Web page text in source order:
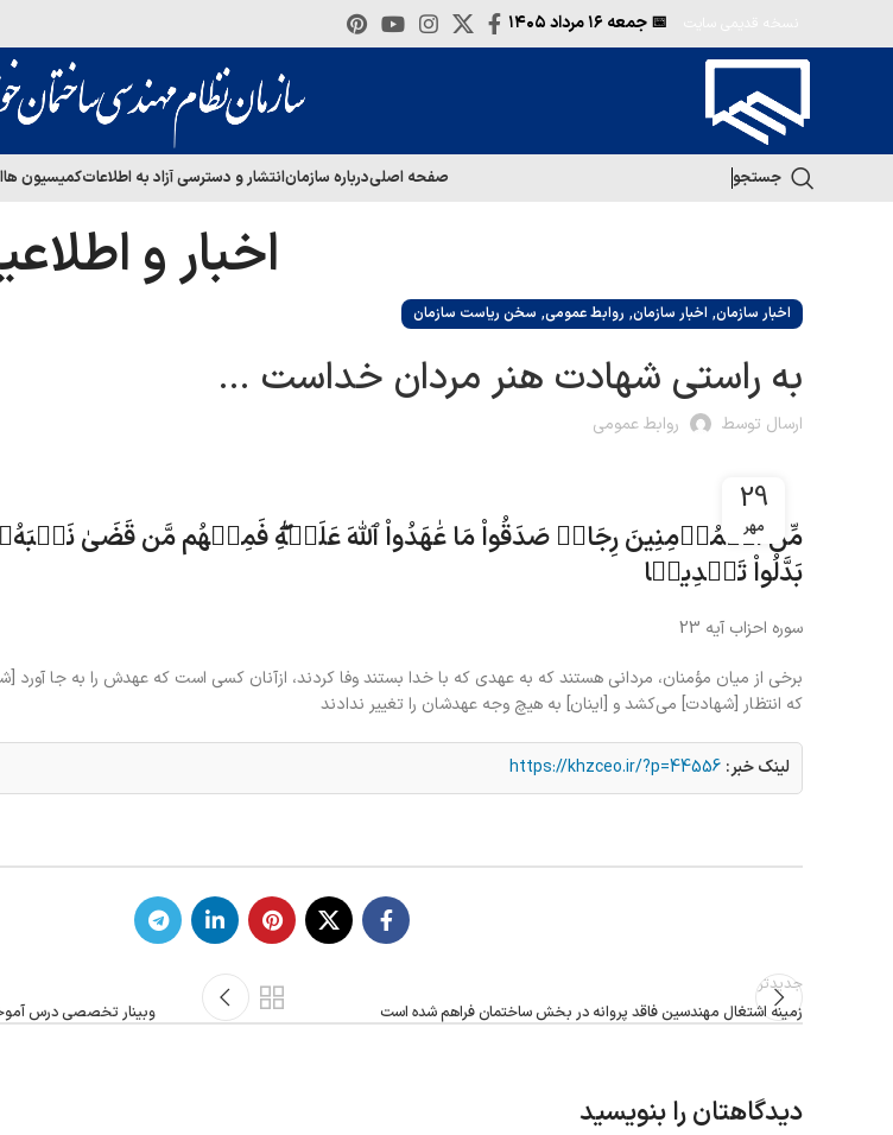
📅 جمعه
جستجو صفحه اصلیدرباره سازمانانتشار و دسترسی آزاد به اطلاعاتکمیسیون ها
اخبار و
اخبار سازمان, اخبار سازمان, روابط عمومی, سخن ریاست سازمان
به راستی شهادت هنر مردان خداست …
ارسال توسط روابط عمومی
29
مهر
مِّنَ ٱلۡمُؤۡمِنِينَ رِجَالࣱ صَدَقُواْ مَا عَٰهَدُواْ ٱللَّهَ عَلَيۡهِفَمِنۡهُم مَّن قَضَىٰ
بَدَّلُواْ تَبۡدِيلࣰا
سوره احزاب آیه 23
برخى از ميان مؤمنان، مردانى هستند كه به عهدى كه با خدا بستند وفا كردند، ازآنان كسى است كه عهدش را به جا
كه انتظار [شهادت] مى‌كشد و [اينان] به هيچ وجه عهدشان را تغيير ندادند
لینک خبر: https://khzceo.ir/?p=44556
جدیدتر
زمینه اشتغال مهندسین فاقد پروانه در بخش ساختمان فراهم شده است
وبینار تخصصی درس
دیدگاهتان را بنویسید